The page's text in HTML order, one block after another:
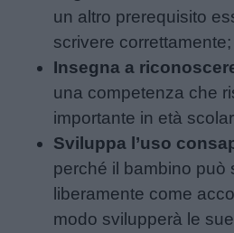
un altro prerequisito
scrivere correttamente;
Insegna a
una competenza che
importante in età
Sviluppa l’uso
perché il bambino può
liberamente come
modo svilupperà le